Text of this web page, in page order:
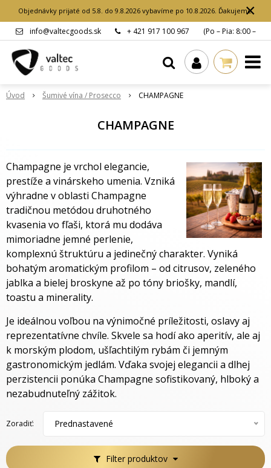
Objednávky prijaté od 5.8. do 9.8.2026 vybavíme po 10.8.2026. Ďakujeme.
×
info@valtecgoods.sk + 421 917 100 967
(Po – Pia: 8:00 –
Úvod Šumivé vína / Prosecco CHAMPAGNE
CHAMPAGNE
Champagne je vrchol elegancie,
prestíže a vinárskeho umenia. Vzniká
výhradne v oblasti Champagne
tradičnou metódou druhotného
kvasenia vo fľaši, ktorá mu dodáva
mimoriadne jemné perlenie,
komplexnú štruktúru a jedinečný charakter. Vyniká
bohatým aromatickým profilom – od citrusov, zeleného
jablka a bielej broskyne až po tóny briošky, mandlí,
toastu a minerality.
Je ideálnou voľbou na výnimočné príležitosti, oslavy aj
reprezentatívne chvíle. Skvele sa hodí ako aperitív, ale aj
k morským plodom, ušľachtilým rybám či jemným
gastronomickým jedlám. Vďaka svojej elegancii a dlhej
perzistencii ponúka Champagne sofistikovaný, hlboký a
nezabudnuteľný zážitok.
Filter produktov
Zoradiť: Prednastavené